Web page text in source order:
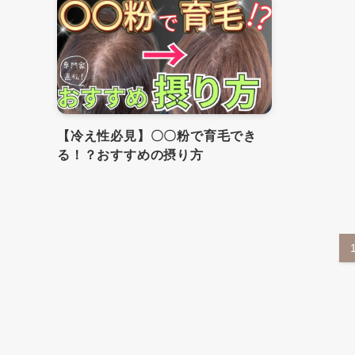
【冷え性必見】〇〇粉で育毛でき
る！？おすすめの摂り方
1